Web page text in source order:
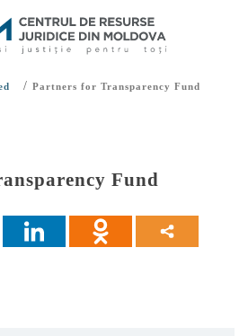
/ Partners for Transparency Fund
Fund